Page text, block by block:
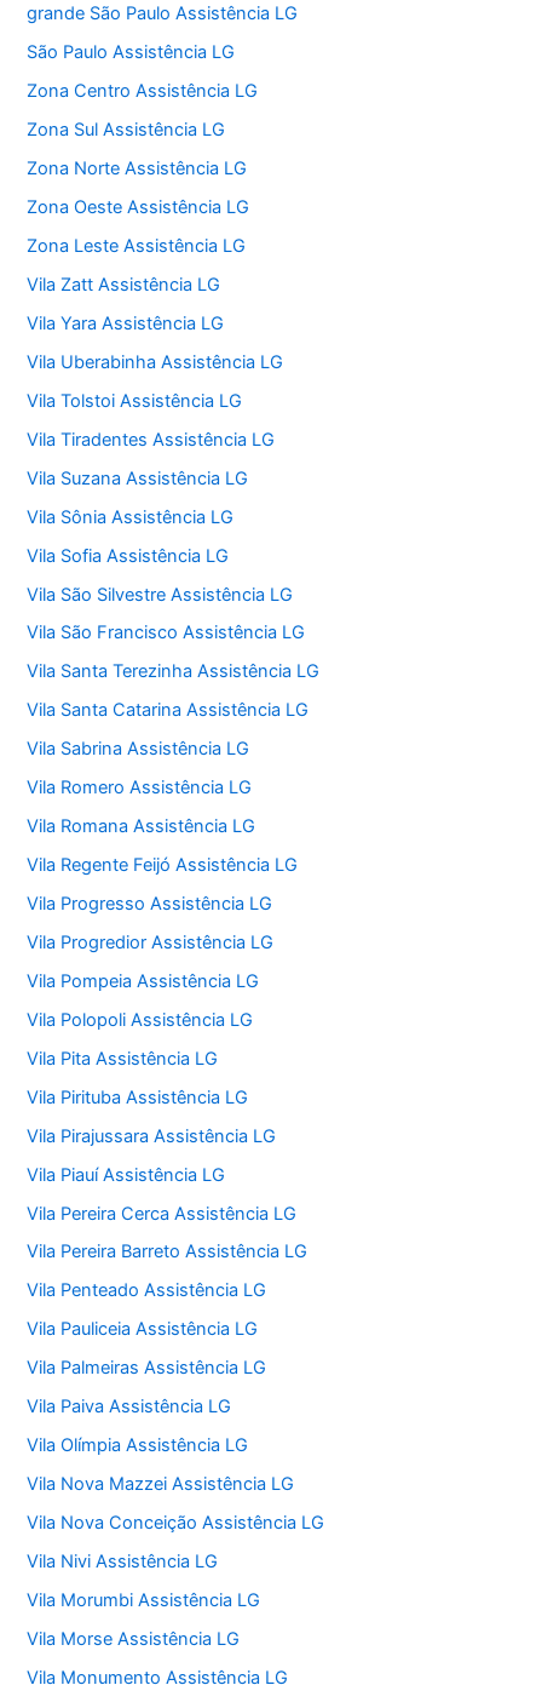
grande São Paulo Assistência LG
São Paulo Assistência LG
Zona Centro Assistência LG
Zona Sul Assistência LG
Zona Norte Assistência LG
Zona Oeste Assistência LG
Zona Leste Assistência LG
Vila Zatt Assistência LG
Vila Yara Assistência LG
Vila Uberabinha Assistência LG
Vila Tolstoi Assistência LG
Vila Tiradentes Assistência LG
Vila Suzana Assistência LG
Vila Sônia Assistência LG
Vila Sofia Assistência LG
Vila São Silvestre Assistência LG
Vila São Francisco Assistência LG
Vila Santa Terezinha Assistência LG
Vila Santa Catarina Assistência LG
Vila Sabrina Assistência LG
Vila Romero Assistência LG
Vila Romana Assistência LG
Vila Regente Feijó Assistência LG
Vila Progresso Assistência LG
Vila Progredior Assistência LG
Vila Pompeia Assistência LG
Vila Polopoli Assistência LG
Vila Pita Assistência LG
Vila Pirituba Assistência LG
Vila Pirajussara Assistência LG
Vila Piauí Assistência LG
Vila Pereira Cerca Assistência LG
Vila Pereira Barreto Assistência LG
Vila Penteado Assistência LG
Vila Pauliceia Assistência LG
Vila Palmeiras Assistência LG
Vila Paiva Assistência LG
Vila Olímpia Assistência LG
Vila Nova Mazzei Assistência LG
Vila Nova Conceição Assistência LG
Vila Nivi Assistência LG
Vila Morumbi Assistência LG
Vila Morse Assistência LG
Vila Monumento Assistência LG